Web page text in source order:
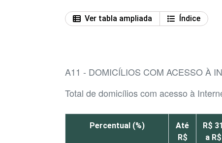
Ver tabla ampliada
Índice
A11 - DOMICÍLIOS COM ACESSO À
Total de domicílios com acesso à
Percentual (%)
Até
R$
R$ 31
a R$